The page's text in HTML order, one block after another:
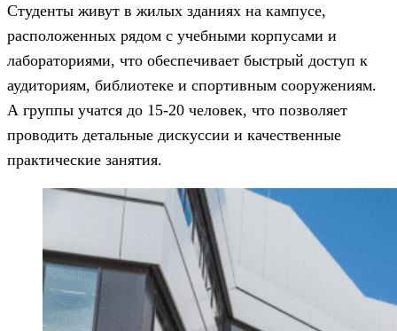
Студенты живут в жилых зданиях на кампусе,
расположенных рядом с учебными корпусами и
лабораториями, что обеспечивает быстрый доступ к
аудиториям, библиотеке и спортивным сооружениям.
А группы учатся до 15-20 человек, что позволяет
проводить детальные дискуссии и качественные
практические занятия.